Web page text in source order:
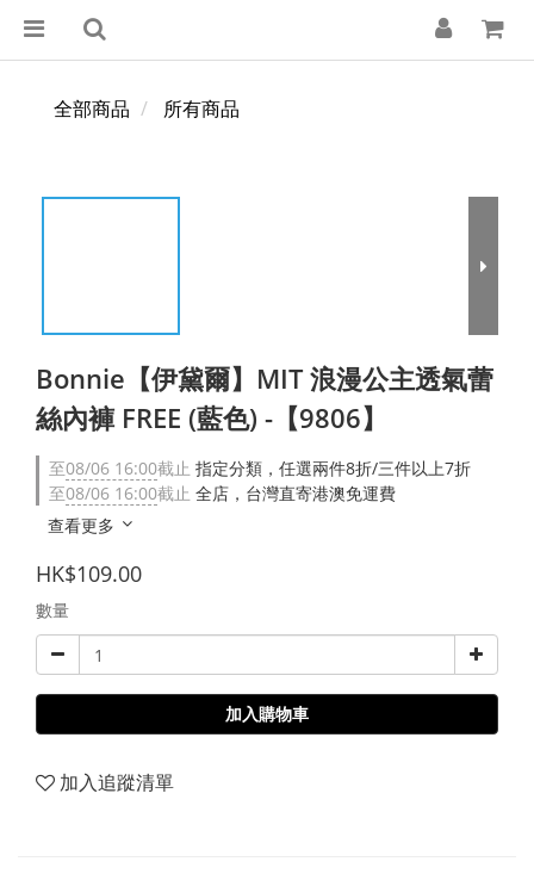
全部商品 所有商品
Bonnie【伊黛爾】MIT 浪漫公主透氣蕾
絲內褲 FREE (藍色) -【9806】
至08/06 16:00截止 指定分類，任選兩件8折/三件以上7折
至08/06 16:00截止 全店，台灣直寄港澳免運費
查看更多
HK$109.00
數量
加入購物車
加入追蹤清單